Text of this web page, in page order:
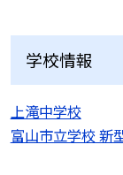
学校情報
上滝中学校
富山市立学校 新